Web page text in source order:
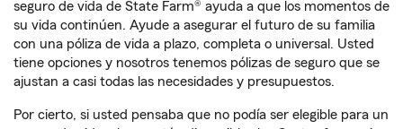
seguro de vida de State Farm® ayuda a que los momentos de
su vida continúen. Ayude a asegurar el futuro de su familia
con una póliza de vida a plazo, completa o universal. Usted
tiene opciones y nosotros tenemos pólizas de seguro que se
ajustan a casi todas las necesidades y presupuestos.
Por cierto, si usted pensaba que no podía ser elegible para un